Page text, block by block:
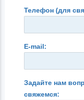
Телефон (для
E-mail:
Задайте нам
свяжемся: